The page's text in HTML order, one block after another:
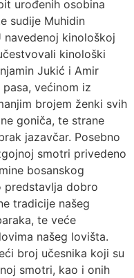
urođenih osobina
sudije Muhidin
navedenoj kinološkoj
kinološki
Jukić i Amir
većinom iz
brojem ženki svih
goniča, te strane
jazavčar. Posebno
smotri privedeno
bosanskog
predstavlja dobro
tradicije našeg
te veće
našeg lovišta.
broj učesnika koji su
smotri, kao i onih